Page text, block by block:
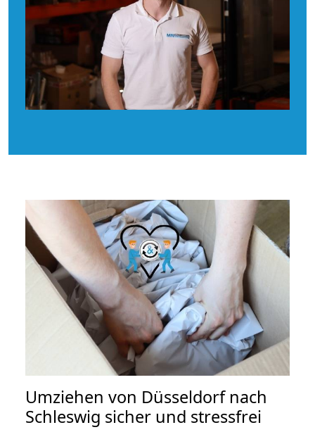
Umziehen von Düsseldorf nach
Schleswig sicher und stressfrei